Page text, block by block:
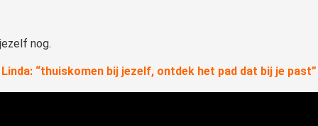
nog.
Linda: “thuiskomen bij jezelf, ontdek het pad dat bij je past”